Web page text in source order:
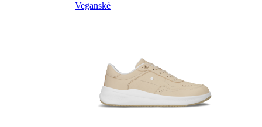
Veganské